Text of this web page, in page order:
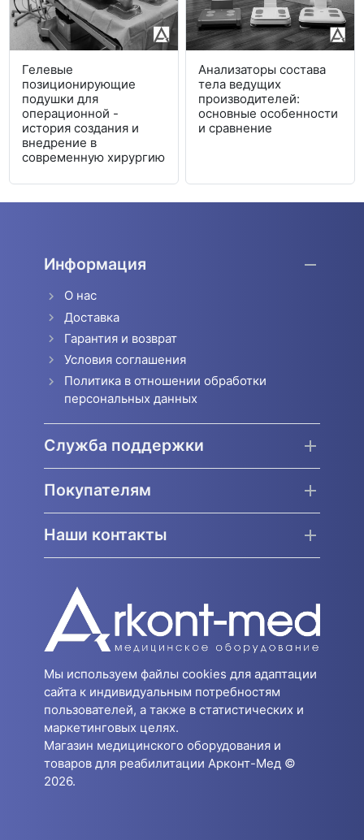
Гелевые
позиционирующие
подушки для
операционной -
история создания и
внедрение в
современную хирургию
Анализаторы состава
тела ведущих
производителей:
основные особенности
и сравнение
Информация
О нас
Доставка
Гарантия и возврат
Условия соглашения
Политика в отношении обработки
персональных данных
Служба поддержки
Покупателям
Наши контакты
Мы используем файлы cookies для адаптации
сайта к индивидуальным потребностям
пользователей, а также в статистических и
маркетинговых целях.
Магазин медицинского оборудования и
товаров для реабилитации Арконт-Мед ©
2026.